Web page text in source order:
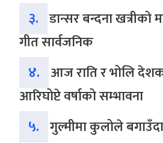
३. डान्सर बन्दना खत्रीको
गीत सार्वजनिक
४. आज राति र भोलि
आरिघोप्टे वर्षाको सम्भावना
५. गुल्मीमा कुलोले